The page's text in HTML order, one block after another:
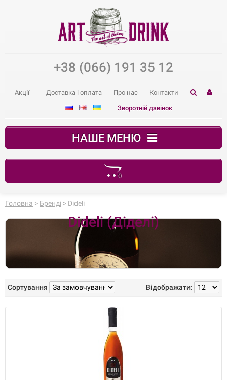
+38 (066) 191 35 12
Акції Доставка і оплата Про нас Контакти
Зворотній дзвінок
НАШЕ МЕНЮ
0
Ваш кошик порожній
Головна > Бренді > Dideli
Dideli (Діделі)
Відображати:
Сортування